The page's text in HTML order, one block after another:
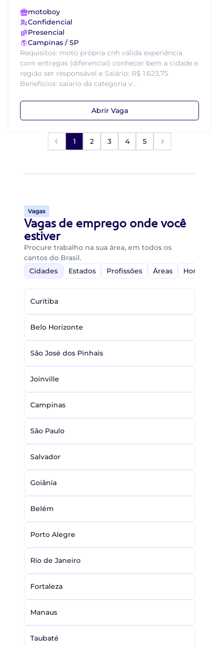
motoboy
Confidencial
Presencial
Campinas / SP
Requisitos: moto própria cnh válida experiência
com entregas (diferencial) conhecer bem a cidade e
região ser responsável e Salário: R$ 1.623,75
Benefícios: salario da categoria v...
Abrir Vaga
1 2 3 4 5
Vagas
Vagas de emprego onde você
estiver
Procure trabalho na sua área, em todos os
cantos do Brasil.
Cidades
Estados Profissões Áreas Home-
Curitiba
Belo Horizonte
São José dos Pinhais
Joinville
Campinas
São Paulo
Salvador
Goiânia
Belém
Porto Alegre
Rio de Janeiro
Fortaleza
Manaus
Taubaté